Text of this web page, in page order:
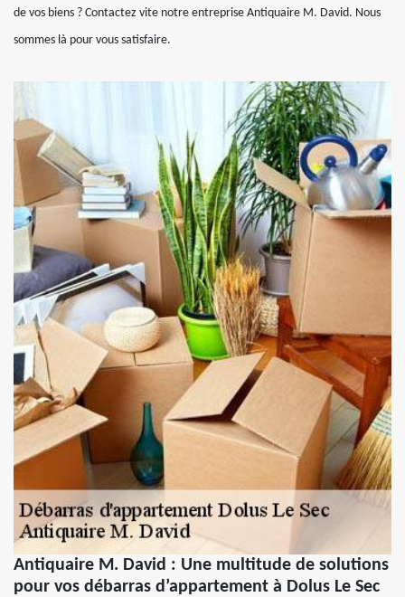
de vos biens ? Contactez vite notre entreprise Antiquaire M. David. Nous
sommes là pour vous satisfaire.
Antiquaire M. David : Une multitude de solutions
pour vos débarras d’appartement à Dolus Le Sec